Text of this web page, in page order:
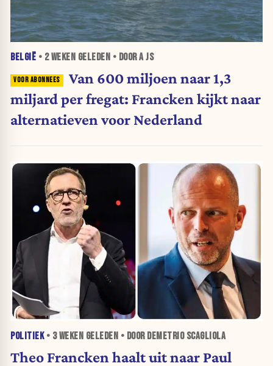
BELGIË • 2 WEKEN GELEDEN • DOOR A JS
Van 600 miljoen naar 1,3
miljard per fregat: Francken kijkt naar
alternatieven voor Nederland
POLITIEK• 3 WEKEN GELEDEN • DOOR DEMETRIO SCAGLIOLA
Theo Francken haalt uit naar Paul